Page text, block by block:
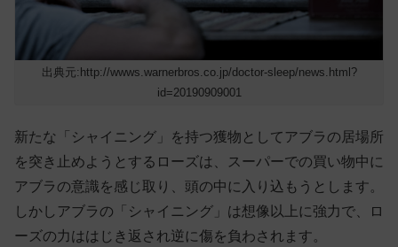
出典元:http://wwws.warnerbros.co.jp/doctor-sleep/news.html?
id=20190909001
新たな「シャイニング」を持つ獲物としてアブラの居場所
を突き止めようとするローズは、スーパーでの買い物中に
アブラの意識を感じ取り、頭の中に入り込もうとします。
しかしアブラの「シャイニング」は想像以上に強力で、ロ
ーズの力ははじき返され逆に傷を負わされます。